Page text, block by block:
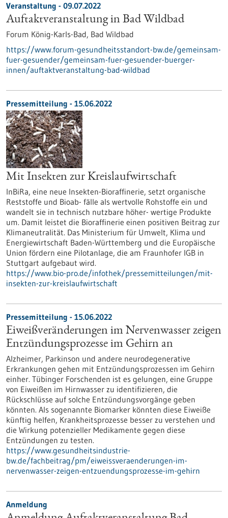
Veranstaltung - 09.07.2022
Auftaktveranstaltung in Bad Wildbad
Forum König-Karls-Bad, Bad Wildbad
https://www.forum-gesundheitsstandort-bw.de/gemeinsam-
fuer-gesuender/gemeinsam-fuer-gesuender-buerger-
innen/auftaktveranstaltung-bad-wildbad
Pressemitteilung - 15.06.2022
Mit Insekten zur Kreislaufwirtschaft
InBiRa, eine neue Insekten-Bioraffinerie, setzt organische
Reststoffe und Bioab- fälle als wertvolle Rohstoffe ein und
wandelt sie in technisch nutzbare höher- wertige Produkte
um. Damit leistet die Bioraffinerie einen positiven Beitrag zur
Klimaneutralität. Das Ministerium für Umwelt, Klima und
Energiewirtschaft Baden-Württemberg und die Europäische
Union fördern eine Pilotanlage, die am Fraunhofer IGB in
Stuttgart aufgebaut wird.
https://www.bio-pro.de/infothek/pressemitteilungen/mit-
insekten-zur-kreislaufwirtschaft
Pressemitteilung - 15.06.2022
Eiweißveränderungen im Nervenwasser zeigen
Entzündungsprozesse im Gehirn an
Alzheimer, Parkinson und andere neurodegenerative
Erkrankungen gehen mit Entzündungsprozessen im Gehirn
einher. Tübinger Forschenden ist es gelungen, eine Gruppe
von Eiweißen im Hirnwasser zu identifizieren, die
Rückschlüsse auf solche Entzündungsvorgänge geben
könnten. Als sogenannte Biomarker könnten diese Eiweiße
künftig helfen, Krankheitsprozesse besser zu verstehen und
die Wirkung potenzieller Medikamente gegen diese
Entzündungen zu testen.
https://www.gesundheitsindustrie-
bw.de/fachbeitrag/pm/eiweissveraenderungen-im-
nervenwasser-zeigen-entzuendungsprozesse-im-gehirn
Anmeldung